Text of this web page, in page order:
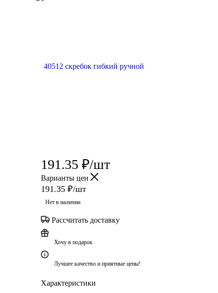
191.35 ₽/шт
Варианты цен
191.35 ₽/шт
Нет в наличии
Рассчитать доставку
Хочу в подарок
Лучшее качество и приятные цены!
Характеристики